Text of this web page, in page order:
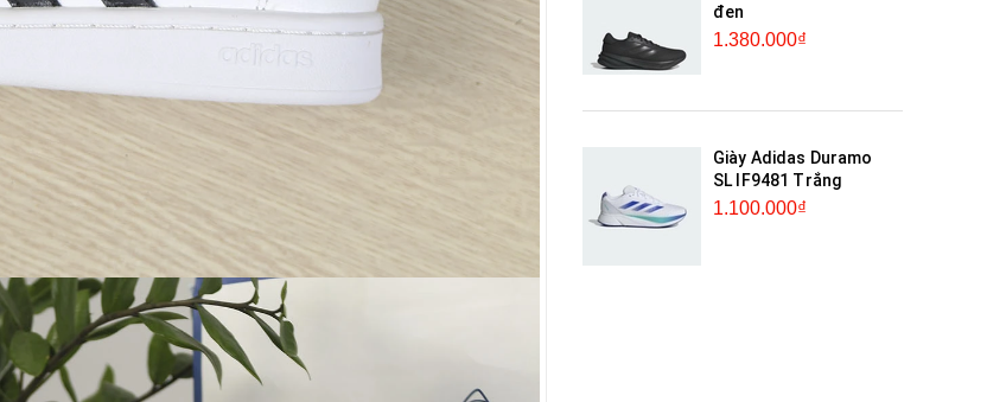
đen
1.380.000₫
Giày Adidas Duramo
SL IF9481 Trắng
1.100.000₫